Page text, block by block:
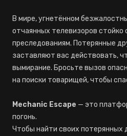
В мире, угнетённом
отчаянных телевизоров стойко
преследованиям. Потерянные
заставляют вас действовать,
вымирание. Бросьте вызов
на поиски товарищей, чтобы
Mechanic Escape — это
погонь.
Чтобы найти своих потерянных